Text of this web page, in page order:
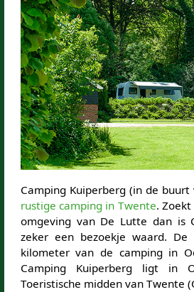
Camping Kuiperberg (in de
rustige camping in Twente.
omgeving van De Lutte dan is
zeker een bezoekje waard.
kilometer van de camping in
Camping Kuiperberg ligt in
Toeristische midden van Twente